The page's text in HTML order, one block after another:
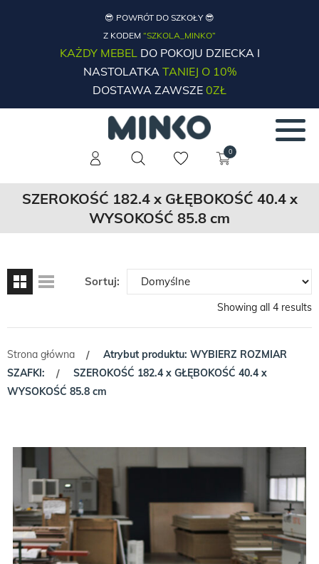
😎 POWRÓT DO SZKOŁY 😎
Z KODEM “SZKOLA_MINKO”
KAŻDY MEBELDO POKOJU DZIECKA I
NASTOLATKATANIEJ O 10%
DOSTAWA ZAWSZE 0ZŁ
0
SZEROKOŚĆ 182.4 x GŁĘBOKOŚĆ 40.4 x
WYSOKOŚĆ 85.8 cm
Sortuj:
Showing all 4 results
Strona główna /
Atrybut produktu: WYBIERZ ROZMIAR
SZAFKI:
/
SZEROKOŚĆ 182.4 x GŁĘBOKOŚĆ 40.4 x
WYSOKOŚĆ 85.8 cm